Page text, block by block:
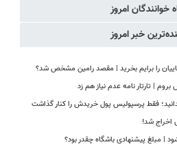
خوانندگان امروز
خبر امروز
را برایم بخرید | مقصد رامین مشخص شد؟
فقط پرسپولیس پول خریدش را کنار گذاشت
اخراج شد!
| مبلغ پیشنهادی باشگاه چقدر بود؟